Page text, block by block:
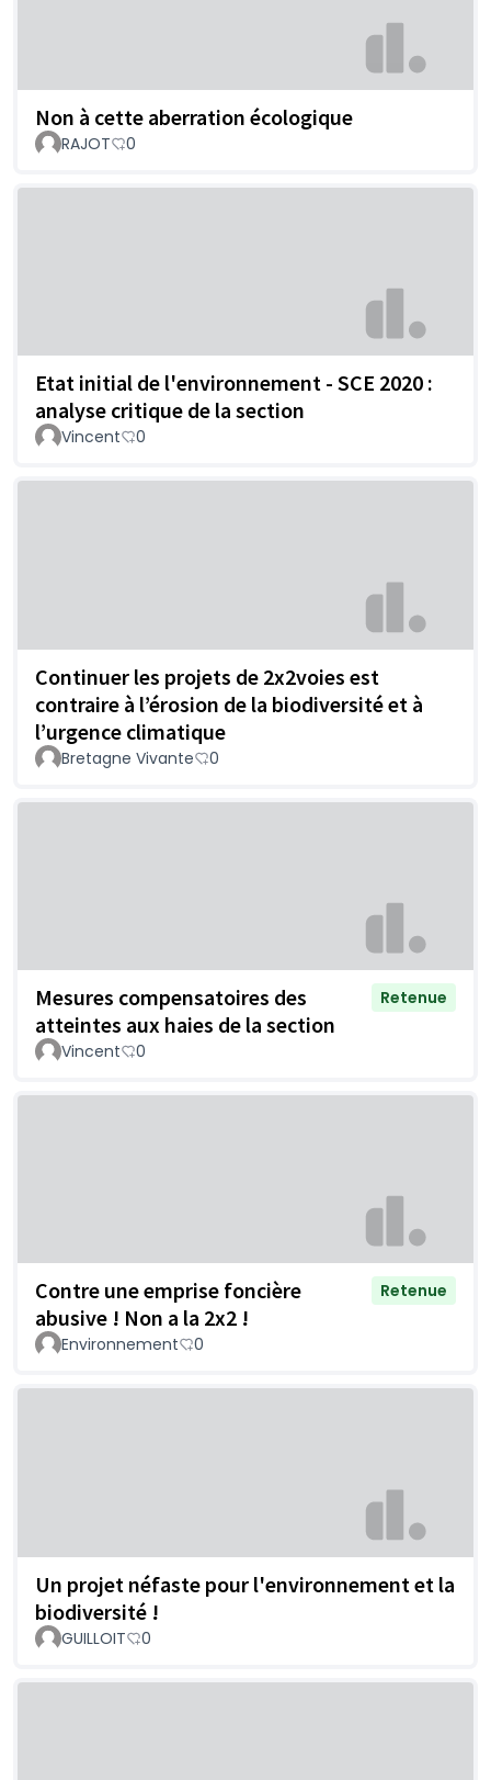
Non à cette aberration écologique
RAJOT 0
Etat initial de l'environnement - SCE 2020 :
analyse critique de la section
Vincent 0
Continuer les projets de 2x2voies est
contraire à l’érosion de la biodiversité et à
l’urgence climatique
Bretagne Vivante 0
Mesures compensatoires des
atteintes aux haies de la section
Retenue
Vincent 0
Contre une emprise foncière
abusive ! Non a la 2x2 !
Retenue
Environnement 0
Un projet néfaste pour l'environnement et la
biodiversité !
GUILLOIT 0